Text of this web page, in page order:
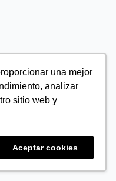
una mejor
analizar
sitio web y
Aceptar cookies